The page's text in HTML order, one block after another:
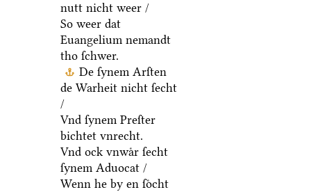
nutt nicht weer /
So weer dat
Euangelium nemandt
tho ſchwer.
De ſynem Arſten
de Warheit nicht ſecht
/
Vnd ſynem Preſter
bichtet vnrecht.
Vnd ock vnwaͤr ſecht
ſynem Aduocat /
Wenn he by en ſoͤcht